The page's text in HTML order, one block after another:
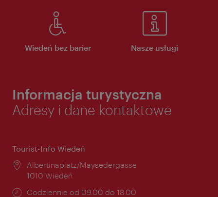
Wiedeń bez barier Nasze usługi
Informacja turystyczna
Adresy i dane kontaktowe
Tourist-Info Wiedeń
Miejsce:
Albertinaplatz/Maysedergasse
1010 Wiedeń
Godziny
Codziennie od 09.00 do 18.00